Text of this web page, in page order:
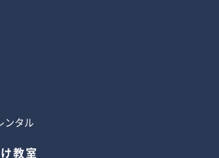
ンタル
教室